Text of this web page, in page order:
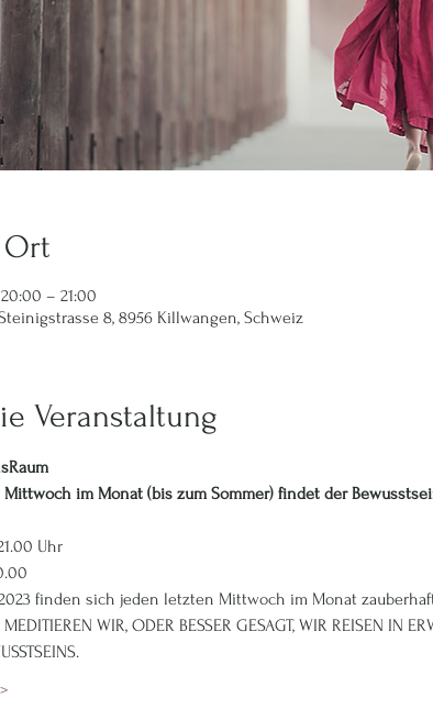
20:00 – 21:00
8, 8956 Killwangen, Schweiz
Veranstaltung
Mittwoch im Monat (bis zum Sommer) findet der
Uhr
finden sich jeden letzten Mittwoch im Monat
WIR, ODER BESSER GESAGT, WIR REISEN IN